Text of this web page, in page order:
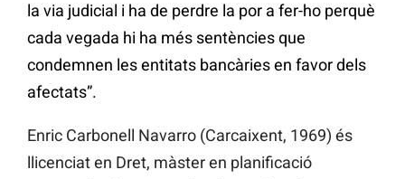
la via judicial i ha de perdre la por a fer-ho perquè
cada vegada hi ha més sentències que
condemnen les entitats bancàries en favor dels
afectats”.
Enric Carbonell Navarro (Carcaixent, 1969) és
llicenciat en Dret, màster en planificació